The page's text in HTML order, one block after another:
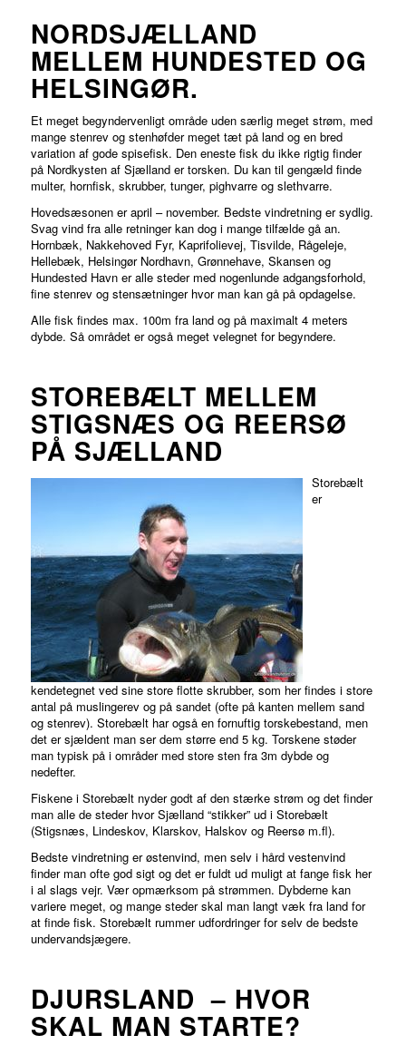
NORDSJÆLLAND
MELLEM HUNDESTED OG
HELSINGØR.
Et meget begyndervenligt område uden særlig meget strøm, med
mange stenrev og stenhøfder meget tæt på land og en bred
variation af gode spisefisk. Den eneste fisk du ikke rigtig finder
på Nordkysten af Sjælland er torsken. Du kan til gengæld finde
multer, hornfisk, skrubber, tunger, pighvarre og slethvarre.
Hovedsæsonen er april – november. Bedste vindretning er sydlig.
Svag vind fra alle retninger kan dog i mange tilfælde gå an.
Hornbæk, Nakkehoved Fyr, Kaprifolievej, Tisvilde, Rågeleje,
Hellebæk, Helsingør Nordhavn, Grønnehave, Skansen og
Hundested Havn er alle steder med nogenlunde adgangsforhold,
fine stenrev og stensætninger hvor man kan gå på opdagelse.
Alle fisk findes max. 100m fra land og på maximalt 4 meters
dybde. Så området er også meget velegnet for begyndere.
STOREBÆLT MELLEM
STIGSNÆS OG REERSØ
PÅ SJÆLLAND
Storebælt
er
kendetegnet ved sine store flotte skrubber, som her findes i store
antal på muslingerev og på sandet (ofte på kanten mellem sand
og stenrev). Storebælt har også en fornuftig torskebestand, men
det er sjældent man ser dem større end 5 kg. Torskene støder
man typisk på i områder med store sten fra 3m dybde og
nedefter.
Fiskene i Storebælt nyder godt af den stærke strøm og det finder
man alle de steder hvor Sjælland “stikker” ud i Storebælt
(Stigsnæs, Lindeskov, Klarskov, Halskov og Reersø m.fl).
Bedste vindretning er østenvind, men selv i hård vestenvind
finder man ofte god sigt og det er fuldt ud muligt at fange fisk her
i al slags vejr. Vær opmærksom på strømmen. Dybderne kan
variere meget, og mange steder skal man langt væk fra land for
at finde fisk. Storebælt rummer udfordringer for selv de bedste
undervandsjægere.
DJURSLAND – HVOR
SKAL MAN STARTE?